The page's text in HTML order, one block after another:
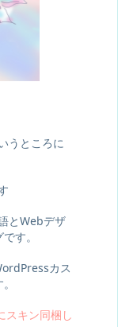
うところに
とWebデザ
す。
カス
スキン同梱し